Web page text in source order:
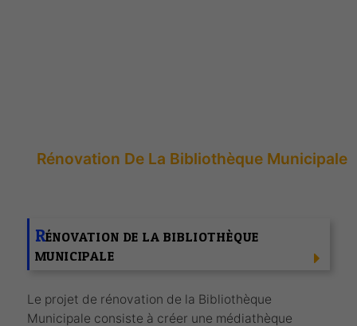
Rénovation De La Bibliothèque Municipale
RÉNOVATION DE LA BIBLIOTHÈQUE
MUNICIPALE
Le projet de rénovation de la Bibliothèque
Municipale consiste à créer une médiathèque